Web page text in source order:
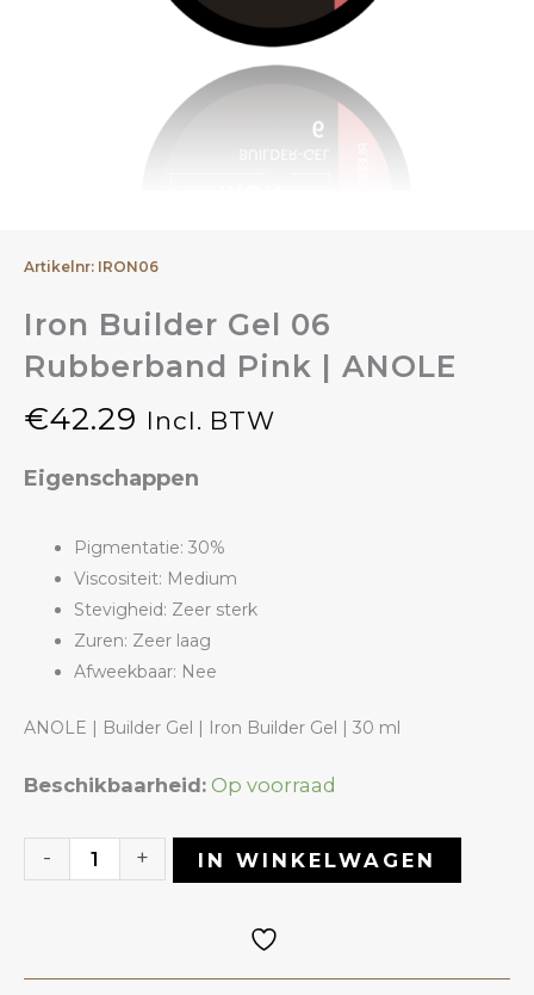
Artikelnr: IRON06
Iron Builder Gel 06
Rubberband Pink | ANOLE
€42.29 Incl. BTW
Eigenschappen
Pigmentatie: 30%
Viscositeit: Medium
Stevigheid: Zeer sterk
Zuren: Zeer laag
Afweekbaar: Nee
ANOLE | Builder Gel | Iron Builder Gel | 30 ml
Beschikbaarheid: Op voorraad
-
Iron
Gel
+ IN WINKELWAGEN